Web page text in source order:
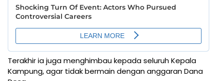
Terakhir ia juga menghimbau kepada seluruh Kepala
Kampung, agar tidak bermain dengan anggaran Dana